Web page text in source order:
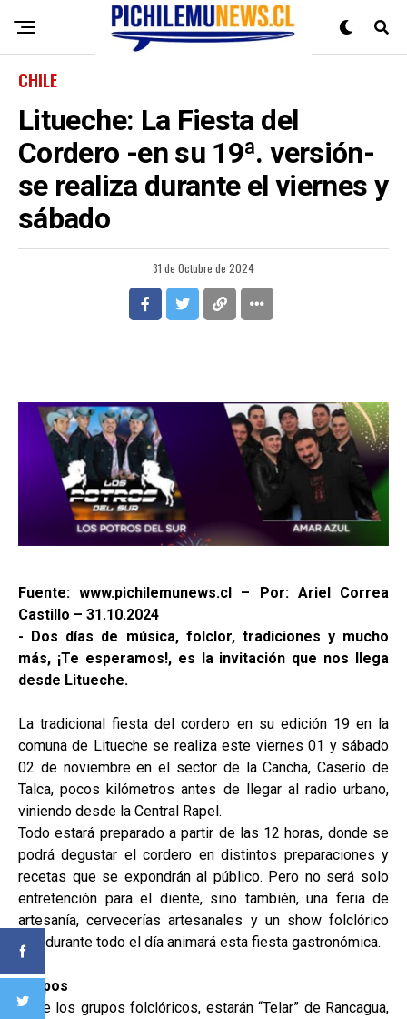
CHILE
Litueche: La Fiesta del
Cordero -en su 19ª. versión-
se realiza durante el viernes y
sábado
31 de Octubre de 2024
Fuente: www.pichilemunews.cl – Por: Ariel Correa
Castillo – 31.10.2024
- Dos días de música, folclor, tradiciones y mucho
más, ¡Te esperamos!, es la invitación que nos llega
desde Litueche.
La tradicional fiesta del cordero en su edición 19 en la
comuna de Litueche se realiza este viernes 01 y sábado
02 de noviembre en el sector de la Cancha, Caserío de
Talca, pocos kilómetros antes de llegar al radio urbano,
viniendo desde la Central Rapel.
Todo estará preparado a partir de las 12 horas, donde se
podrá degustar el cordero en distintos preparaciones y
recetas que se expondrán al público. Pero no será solo
entretención para el diente, sino también, una feria de
artesanía, cervecerías artesanales y un show folclórico
que durante todo el día animará esta fiesta gastronómica.
Grupos
Entre los grupos folclóricos, estarán “Telar” de Rancagua,